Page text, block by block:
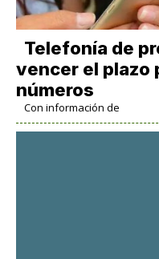
Telefonía de
vencer el plazo
números
Con información de